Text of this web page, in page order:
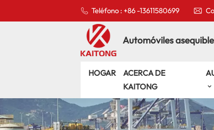
Teléfono : +86 -13611580699
Automóviles
HOGAR
ACERCA DE
KAITONG